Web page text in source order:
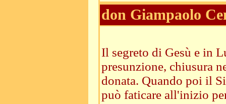
don Giampaolo
Il segreto di Gesù e in
presunzione, chiusura
donata. Quando poi il
può faticare all'inizio